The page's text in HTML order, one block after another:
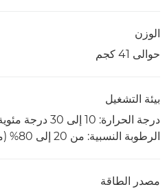
الوزن
حوالى 41 كجم
بيئة التشغيل
درجة الحرارة: 10 إلى 30 درجة مئوية (50 إلى 86 درجة فهرنهايت)
الرطوبة النسبية: من 20 إلى 80% (من دون تكاثف)
مصدر الطاقة